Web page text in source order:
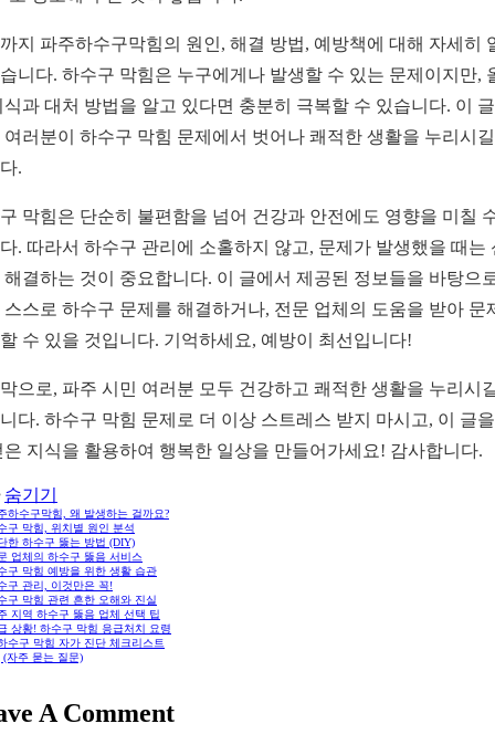
지 파주하수구막힘의 원인, 해결 방법, 예방책에 대해 자세히
니다. 하수구 막힘은 누구에게나 발생할 수 있는 문제이지만,
식과 대처 방법을 알고 있다면 충분히 극복할 수 있습니다. 이
여러분이 하수구 막힘 문제에서 벗어나 쾌적한 생활을 누리시
.
막힘은 단순히 불편함을 넘어 건강과 안전에도 영향을 미칠
. 따라서 하수구 관리에 소홀하지 않고, 문제가 발생했을 때는
해결하는 것이 중요합니다. 이 글에서 제공된 정보들을 바탕으
스스로 하수구 문제를 해결하거나, 전문 업체의 도움을 받아 문
수 있을 것입니다. 기억하세요, 예방이 최선입니다!
으로, 파주 시민 여러분 모두 건강하고 쾌적한 생활을 누리시
다. 하수구 막힘 문제로 더 이상 스트레스 받지 마시고, 이 글
은 지식을 활용하여 행복한 일상을 만들어가세요! 감사합니다.
숨기기
하수구막힘, 왜 발생하는 걸까요?
구 막힘, 위치별 원인 분석
한 하수구 뚫는 방법 (DIY)
업체의 하수구 뚫음 서비스
구 막힘 예방을 위한 생활 습관
구 관리, 이것만은 꼭!
구 막힘 관련 흔한 오해와 진실
지역 하수구 뚫음 업체 선택 팁
상황! 하수구 막힘 응급처치 요령
수구 막힘 자가 진단 체크리스트
(자주 묻는 질문)
A Comment